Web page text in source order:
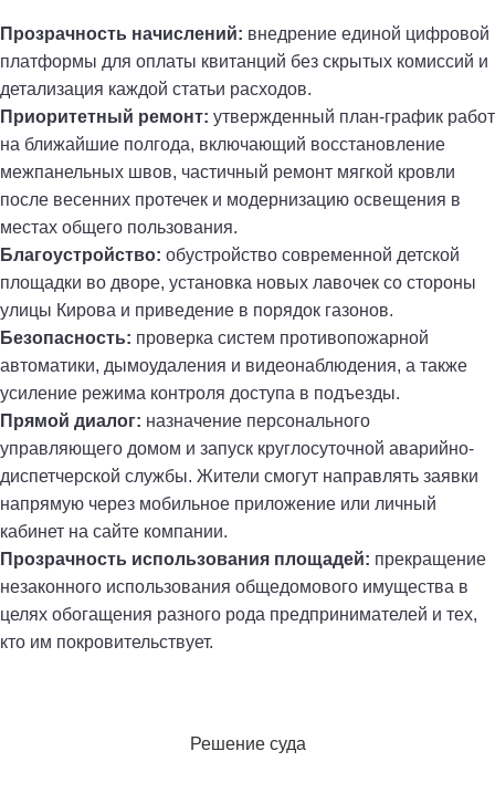
Прозрачность начислений: внедрение единой цифровой
платформы для оплаты квитанций без скрытых комиссий и
детализация каждой статьи расходов.
Приоритетный ремонт: утвержденный план-график работ
на ближайшие полгода, включающий восстановление
межпанельных швов, частичный ремонт мягкой кровли
после весенних протечек и модернизацию освещения в
местах общего пользования.
Благоустройство: обустройство современной детской
площадки во дворе, установка новых лавочек со стороны
улицы Кирова и приведение в порядок газонов.
Безопасность: проверка систем противопожарной
автоматики, дымоудаления и видеонаблюдения, а также
усиление режима контроля доступа в подъезды.
Прямой диалог: назначение персонального
управляющего домом и запуск круглосуточной аварийно-
диспетчерской службы. Жители смогут направлять заявки
напрямую через мобильное приложение или личный
кабинет на сайте компании.
Прозрачность использования площадей: прекращение
незаконного использования общедомового имущества в
целях обогащения разного рода предпринимателей и тех,
кто им покровительствует.
Решение суда